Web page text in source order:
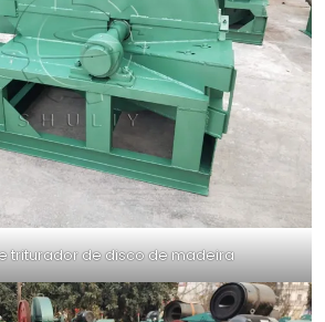
triturador de disco de madeira